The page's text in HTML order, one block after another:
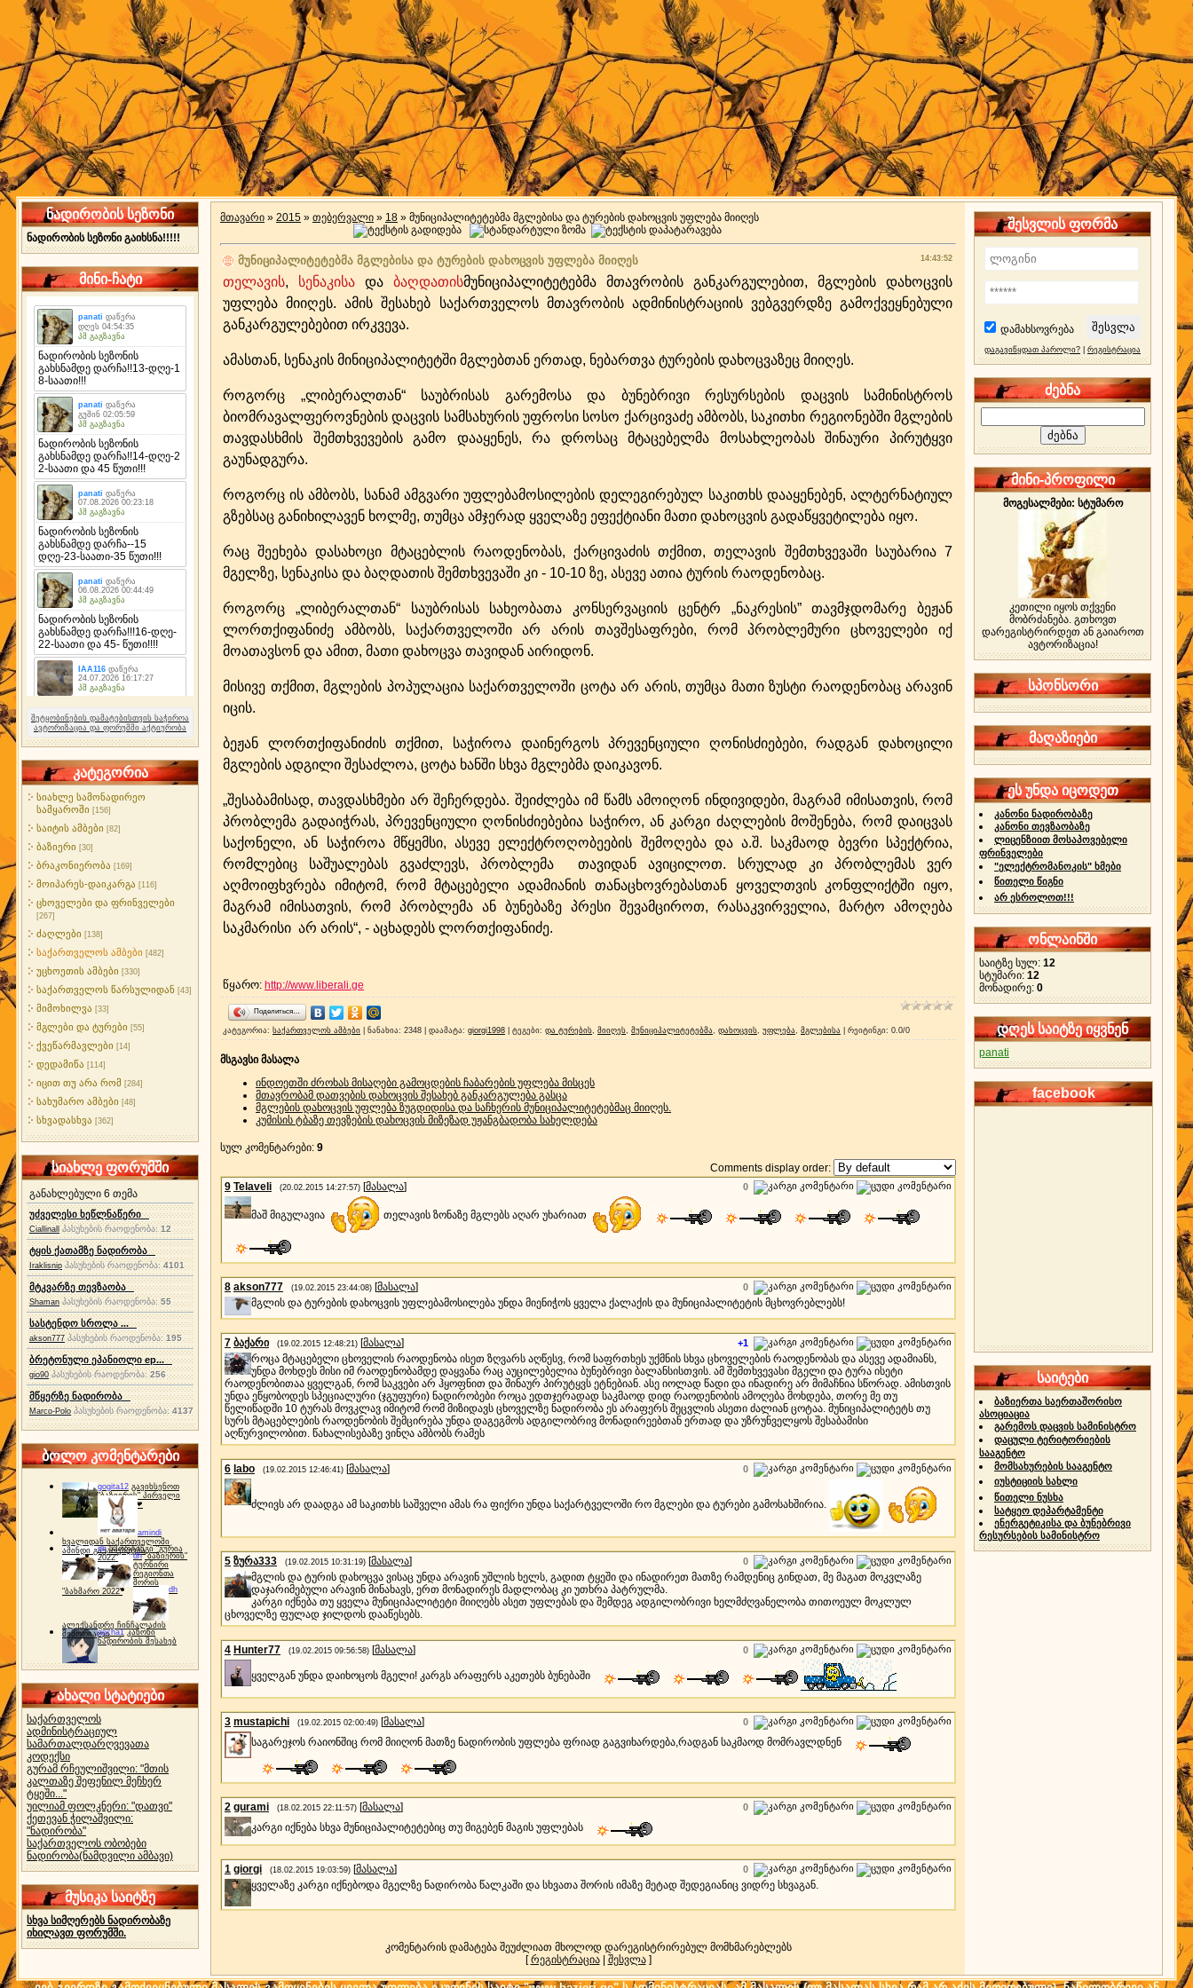
ნადირობის სეზონი
ნადირობის სეზონი გაიხსნა!!!!!
მინი-ჩატი
შეტყობინების დამატებისთვის საჭიროა
ავტორიზაცია და ფორუმში აქტიურობა
კატეგორია
სიახლე სამონადირეო
სამყაროში [156]
საიტის ამბები [82]
ბაზიერი [30]
ბრაკონიერობა [169]
მოიპარეს-დაიკარგა [116]
ცხოველები და ფრინველები
[267]
ძაღლები [138]
საქართველოს ამბები [482]
უცხოეთის ამბები [330]
საქართველოს წარსულიდან [43]
მიმოხილვა [33]
მგლები და ტურები [55]
ქვეწარმავლები [14]
დედამიწა [114]
იცით თუ არა რომ [284]
სახუმარო ამბები [48]
სხვადასხვა [362]
სიახლე ფორუმში
განახლებული 6 თემა
უძველესი ხეწლნაწერი
Ciallinall პასუხების რაოდენობა:12
ტყის ქათამზე ნადირობა
Iraklisnip პასუხების რაოდენობა: 4101
მტკვარზე თევზაობა
Shaman პასუხების რაოდენობა:55
სასტენდო სროლა ...
akson777 პასუხების რაოდენობა:195
ბრეტონული ეპანიოლი ep...
gio90 პასუხების რაოდენობა:256
მწყერზე ნადირობა
Marco-Polo პასუხების რაოდენობა:4137
ბოლო კომენტარები
gogita12 გავიხსენოთ
"ბაზიერის" პირველი
ტურნირი ❤
amindi
ხვალიდან საქართველოში
ამინდი გაუარესდება
dh სპორტინგი "გურია
2022"
dh "ბაზიერის"
ტურნირი
რეგიონთა
შორის
"ბახმარო 2022"
dh
ალექსანდრე ჩინჩალაძის
მემორიალიgocha1 კანონი
ნადირობის შესახებ
ახალი სტატიები
საქართველოს
ადმინისტრაციულ
სამართალდარღვევათა
კოდექსი
გურამ რჩეულიშვილი: "მთის
კალთაზე შეფენილ მეჩხერ
ტყეში..."
უილიამ ფოლკნერი: "დათვი"
ქეთევან ჭილაშვილი:
"ნადირობა"
საქართველოს ობობები
ნადირობა(ნამდვილი ამბავი)
მუსიკა საიტზე
სხვა სიმღერებს ნადირობაზე
იხილავთ ფორუმში.
მთავარი » 2015 » თებერვალი » 18 » მუნიციპალიტეტებმა მგლებისა და ტურების დახოცვის უფლება მიიღეს
14:43:52
მუნიციპალიტეტებმა მგლებისა და ტურების დახოცვის უფლება მიიღეს
თელავის, სენაკისა და ბაღდათისმუნიციპალიტეტებმა მთავრობის განკარგულებით, მგლების დახოცვის
უფლება მიიღეს. ამის შესახებ საქართველოს მთავრობის ადმინისტრაციის ვებგვერდზე გამოქვეყნებული
განკარგულებებით ირკვევა.
ამასთან, სენაკის მინიციპალიტეტში მგლებთან ერთად, ნებართვა ტურების დახოცვაზეც მიიღეს.
როგორც „ლიბერალთან“ საუბრისას გარემოსა და ბუნებრივი რესურსების დაცვის სამინისტროს
ბიომრავალფეროვნების დაცვის სამსახურის უფროსი სოსო ქარცივაძე ამბობს, საკითხი რეგიონებში მგლების
თავდასხმის შემთხვევების გამო დააყენეს, რა დროსაც მტაცებელმა მოსახლეობას შინაური პირუტყვი
გაუნადგურა.
როგორც ის ამბობს, სანამ ამგვარი უფლებამოსილების დელეგირებულ საკითხს დააყენებენ, ალტერნატიულ
გზებსაც განიხილავენ ხოლმე, თუმცა ამჯერად ყველაზე ეფექტიანი მათი დახოცვის გადაწყვეტილება იყო.
რაც შეეხება დასახოცი მტაცებლის რაოდენობას, ქარცივაძის თქმით, თელავის შემთხვევაში საუბარია 7
მგელზე, სენაკისა და ბაღდათის შემთხვევაში კი - 10-10 ზე, ასევე ათია ტურის რაოდენობაც.
როგორც „ლიბერალთან“ საუბრისას სახეობათა კონსერვაციის ცენტრ „ნაკრესის” თავმჯდომარე ბეჟან
ლორთქიფანიძე ამბობს, საქართველოში არ არის თავშესაფრები, რომ პრობლემური ცხოველები იქ
მოათავსონ და ამით, მათი დახოცვა თავიდან აირიდონ.
მისივე თქმით, მგლების პოპულაცია საქართველოში ცოტა არ არის, თუმცა მათი ზუსტი რაოდენობაც არავინ
იცის.
ბეჟან ლორთქიფანიძის თქმით, საჭიროა დაინერგოს პრევენციული ღონისძიებები, რადგან დახოცილი
მგლების ადგილი შესაძლოა, ცოტა ხანში სხვა მგლებმა დაიკავონ.
„შესაბამისად, თავდასხმები არ შეჩერდება. შეიძლება იმ წამს ამოიღონ ინდივიდები, მაგრამ იმისათვის, რომ
პრობლემა გადაიჭრას, პრევენციული ღონისძიებებია საჭირო, ან კარგი ძაღლების მოშენება, რომ დაიცვას
საქონელი, ან საჭიროა მწყემსი, ასევე ელექტროღობეების შემოღება და ა.შ. საკმაოდ ბევრი სპექტრია,
რომლებიც საშუალებას გვაძლევს, პრობლემა თავიდან ავიცილოთ. სრულად კი პრობლემას ვერ
აღმოიფხვრება იმიტომ, რომ მტაცებელი ადამიანის თანაცხოვრებასთან ყოველთვის კონფლიქტში იყო,
მაგრამ იმისათვის, რომ პრობლემა ან ბუნებაზე პრესი შევამციროთ, რასაკვირველია, მარტო ამოღება
საკმარისი არ არის“, - აცხადებს ლორთქიფანიძე.
წყარო: http://www.liberali.ge
Поделиться…
კატეგორია: საქართველოს ამბები ნანახია: 2348 | დაამატა: giorgi1998 ტეგები: და ტურების, მიიღეს, მუნიციპალიტეტებმა, დახოცვის, უფლება, მგლებისა რეიტინგი: 0.0/0
მსგავსი მასალა
ინდოეთში ძროხას მისაღები გამოცდების ჩაბარების უფლება მისცეს
მთავრობამ დათვების დახოცვის შესახებ განკარგულება გასცა
მგლების დახოცვის უფლება ზუგდიდისა და საჩხერის მუნიციპალიტეტებმაც მიიღეს.
კუმისის ტბაზე თევზების დახოცვის მიზეზად უჟანგბადობა სახელდება
სულ კომენტარები: 9
Comments display order:
0
9 Telaveli (20.02.2015 14:27:57) [მასალა]
მაშ მიგულავია თელავის ზონაზე მგლებს აღარ უხარიათ
0
8 akson777 (19.02.2015 23:44:08) [მასალა]
მგლის და ტურების დახოცვის უფლებამოსილება უნდა მიენიჭოს ყველა ქალაქის და მუნიციპალიტეტის მცხოვრებლებს!
+1
7 ბაქარი (19.02.2015 12:48:21) [მასალა]
როცა მტაცებელი ცხოველის რაოდენობა ისეთ ზღვარს აღწესვ, რომ საფრთხეს უქმნის სხვა ცხოველების რაოდენობას და ასევე ადამიანს,
უნდა მოხდეს მისი იმ რაოდენობამდე დაყვანა რაც აუცილებელია ბუნებრივი ბალანსისთვის. ამ შემთხვევასი მგელი და ტურა ისეტი
რაოდენობითაა ყველგან, რომ საკვები არ ჰყოფნით და შინაურ პირუტყვს ეტნებიან. ასე იოლად წადი და ინადირე არ მიმაჩნია სწორად. ამისთვის
უნდა ეწყობოდეს სპეციალური (ჯგუფური) ნადირობები როცა ედთჯერადად საკმაოდ დიდ რაოდენობის ამოღება მოხდება, თორე მე თუ
წელიწადში 10 ტურას მოვკლავ იმიტომ რომ მიზიდავს ცხოველზე ნადირობა ეს არაფერს შეცვლის ასეთი ძალიან ცოტაა. მუნიციპალიტეტს თუ
სურს მტაცებლების რაოდენობის შემცირება უნდა დაგეგმოს ადგილობრივ მონადირეებთან ერთად და უზრუნველყოს შესაბამისი
აღწურვილობით. წახალისებაზე ვინღა ამბობს რამეს
0
6 labo (19.02.2015 12:46:41) [მასალა]
ძლივს არ დაადგა ამ საკითხს საშველი ამას რა ფიქრი უნდა საქარტველოში რო მგლები და ტურები გამოსახშირია.
0
5 ზურა333 (19.02.2015 10:31:19) [მასალა]
მგლის და ტურის დახოცვა ვისაც უნდა არავინ უშლის ხელს, გადით ტყეში და ინადირეთ მათზე რამდენიც გინდათ, მე მაგათ მოკვლაზე
დაჯარიმებული არავინ მინახავს, ერთ მონადირეს მადლობაც კი უთხრა პატრულმა.
კარგი იქნება თუ ყველა მუნიციპალიტეტი მიიღებს ასეთ უფლებას და შემდეგ ადგილობრივი ხელმძღვანელობა თითოეულ მოკლულ
ცხოველზე ფულად ჯილდოს დააწესებს.
0
4 Hunter77 (19.02.2015 09:56:58) [მასალა]
ყველგან უნდა დაიხოცოს მგელი! კარგს არაფერს აკეთებს ბუნებაში
0
3 mustapichi (19.02.2015 02:00:49) [მასალა]
საგარეჯოს რაიონშიც რომ მიიღონ მათზე ნადირობის უფლება ფრიად გაგვიხარდება,რადგან საკმაოდ მომრავლდნენ
0
2 gurami (18.02.2015 22:11:57) [მასალა]
კარგი იქნება სხვა მუნიციპალიტეტებიც თუ მიგებენ მაგის უფლებას
0
1 giorgi (18.02.2015 19:03:59) [მასალა]
ყველაზე კარგი იქნებოდა მგელზე ნადირობა წალკაში და სხვათა შორის იმაზე მეტად შედეგიანიც ვიდრე სხვაგან.
კომენტარის დამატება შეუძლიათ მხოლოდ დარეგისტრირებულ მომხმარებლებს
[რეგისტრაცია| შესვლა]
შესვლის ფორმა
დამახსოვრება
დაგავიწყდათ პაროლი? რეგისტრაცია
ძებნა
მინი-პროფილი
მოგესალმები: სტუმარო
კეთილი იყოს თქვენი
მობრძანება. გთხოვთ
დარეგისტრირდეთ ან გაიაროთ
ავტორიზაცია!
სპონსორი
მაღაზიები
ეს უნდა იცოდეთ
კანონი ნადირობაზე
კანონი თევზაობაზე
ლიცენზიით მოსაპოვებელი
ფრინველები
"ელექტრომანოკის" ხმები
წითელი წიგნი
არ ესროლოთ!!!
ონლაინში
საიტზე სულ: 12
სტუმარი: 12
მონადირე: 0
დღეს საიტზე იყვნენ
panati
facebook
საიტები
ბაზიერთა საერთაშორისო
ასოციაცია
გარემოს დაცვის სამინისტრო
დაცული ტერიტორიების
სააგენტო
მომსახურების სააგენტო
იუსტიციის სახლი
წითელი ნუსხა
სატყეო დეპარტამენტი
ენერგეტიკისა და ბუნებრივი
რესურსების სამინისტრო